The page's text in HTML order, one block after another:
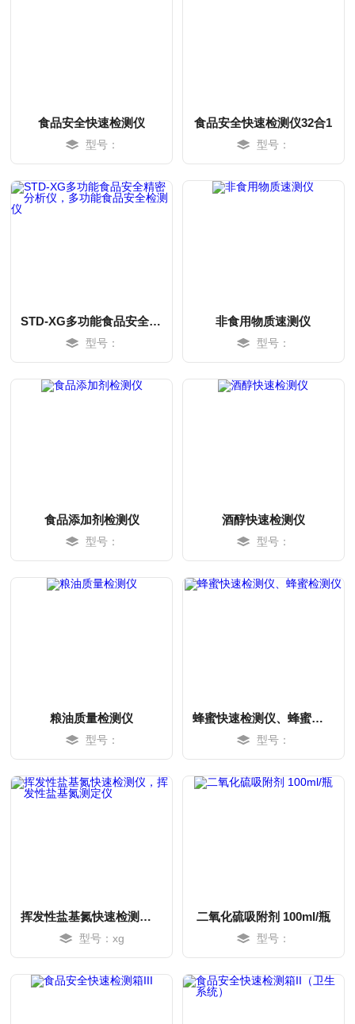
食品安全快速检测仪
型号：
食品安全快速检测仪32合1
型号：
STD-XG多功能食品安全精密分析仪，多功能食品安全检测仪
型号：
非食用物质速测仪
型号：
食品添加剂检测仪
型号：
酒醇快速检测仪
型号：
粮油质量检测仪
型号：
蜂蜜快速检测仪、蜂蜜检测仪
型号：
挥发性盐基氮快速检测仪，挥发性盐基氮测定仪
型号：xg
二氧化硫吸附剂 100ml/瓶
型号：